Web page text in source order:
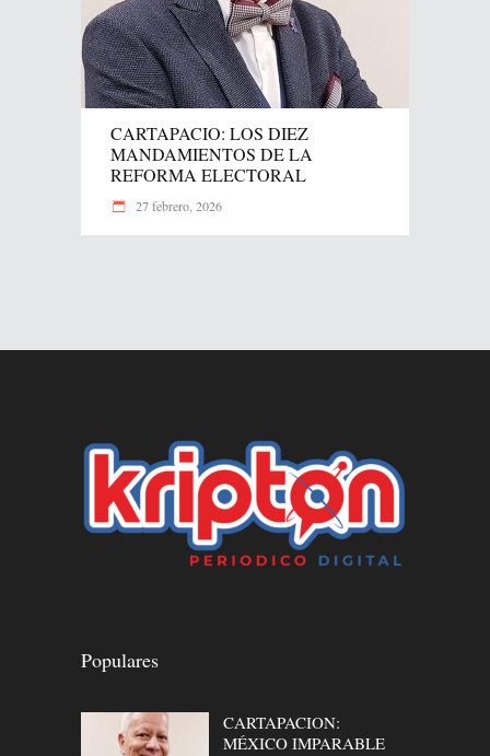
CARTAPACIO: LOS DIEZ
MANDAMIENTOS DE LA
REFORMA ELECTORAL
27 febrero, 2026
Populares
CARTAPACION:
MÉXICO IMPARABLE